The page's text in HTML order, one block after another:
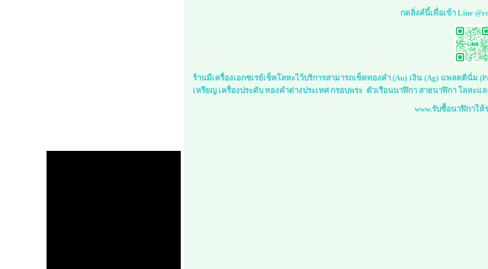
กดลิ่งค์นี้เพื่อเข้า Line
ร้านมีเครื่องเอกซเรย์เช็คโลหะไว้บริการสามารถเช็คทองคำ (Au) เงิน (Ag) แพลตตินั่ม
เหรียญ เครื่องประดับ ทองคำต่างประเทศ กรอบพระ ตัวเรือนนาฬิกา สายนาฬิกา โลหะ
www.รับซื้อนาฬิกาให้